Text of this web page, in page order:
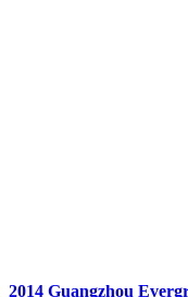
2014 Guangzhou